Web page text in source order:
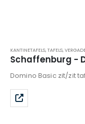
KANTINETAFELS,TAFELS,
Schaffenburg -
Domino Basic zit/zit